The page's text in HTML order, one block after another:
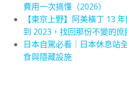
費用一次搞懂（2026）
【東京上野】阿美橫丁 13
到 2023，找回那份不變的
日本自駕必看｜日本休息站
食與隱藏設施